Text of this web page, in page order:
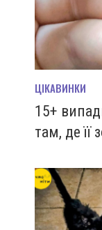
ЦІКАВИНКИ
15+
там, де її